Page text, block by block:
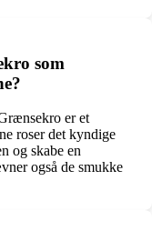
som
er et
roser det kyndige
og skabe en
også de smukke